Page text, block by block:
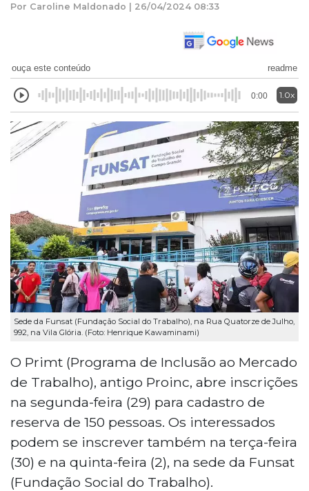
Por Caroline Maldonado | 26/04/2024 08:33
ouça este conteúdo readme
0:00 1.0x
Sede da Funsat (Fundação Social do Trabalho), na Rua Quatorze de Julho,
992, na Vila Glória. (Foto: Henrique Kawaminami)
O Primt (Programa de Inclusão ao Mercado
de Trabalho), antigo Proinc, abre inscrições
na segunda-feira (29) para cadastro de
reserva de 150 pessoas. Os interessados
podem se inscrever também na terça-feira
(30) e na quinta-feira (2), na sede da Funsat
(Fundação Social do Trabalho).